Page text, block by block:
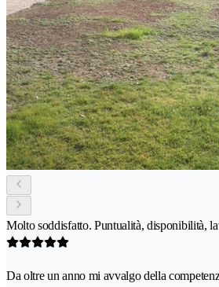
Molto soddisfatto. Puntualità, disponibilità,
Da oltre un anno mi avvalgo della